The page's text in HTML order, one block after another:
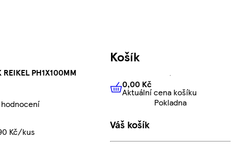
REIKEL PH1X100MM
Kč/kus
Košík
0,00 KčAktuální cena košíku
0,00 Kč
Aktuální cena košíku
Pokladna
Váš košík